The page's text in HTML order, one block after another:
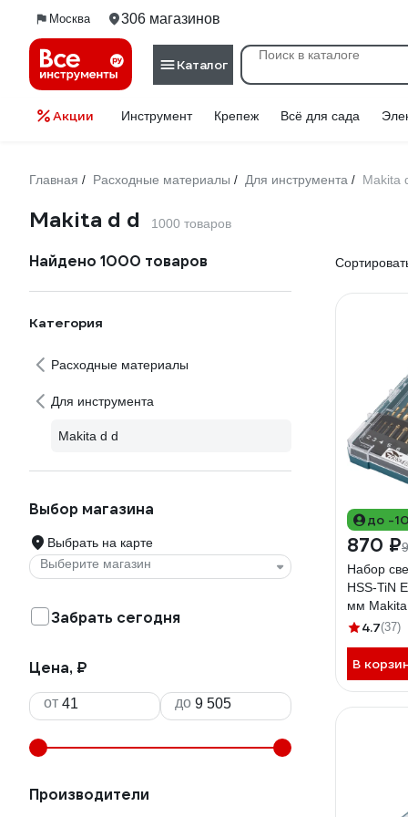
Москва 306 магазинов
Каталог
Акции Инструмент Крепеж Всё для сада
Главная / Расходные материалы / Для инструмента / Makita
Makita d d 1000 товаров
Найдено 1000 товаров
Категория
Расходные материалы
Для инструмента
Makita d d
Выбор магазина
Выбрать на карте
Выберите магазин
Забрать сегодня
Цена, ₽
от до
Производители
до -
870 ₽
Набор
HSS-TiN
мм
4.7(37)
В